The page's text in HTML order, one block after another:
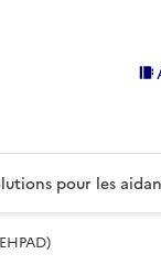
pour les